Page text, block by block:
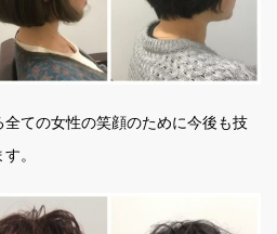
ての女性の笑顔のために今後も技
。